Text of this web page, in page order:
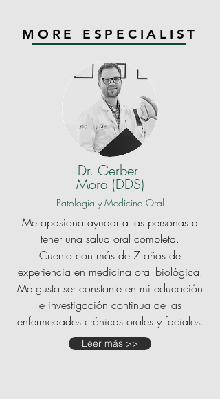
MORE ESPECIALIST
Dr. Gerber
Mora (DDS)
Patología y Medicina Oral
Me apasiona ayudar a las personas a
tener una salud oral completa.
Cuento con más de 7 años de
experiencia en medicina oral biológica.
Me gusta ser constante en mi educación
e investigación continua de las
enfermedades crónicas orales y faciales.
Leer más >>